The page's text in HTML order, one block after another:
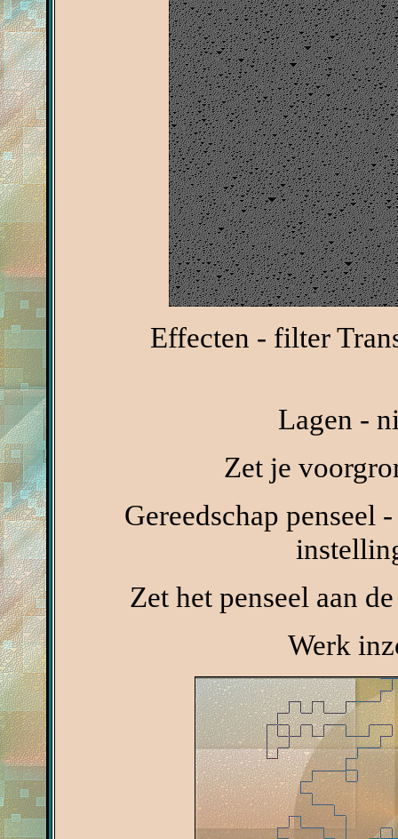
Effecten - filter
Lagen -
Zet je
Gereedschap penseel
Zet het penseel aan
Werk